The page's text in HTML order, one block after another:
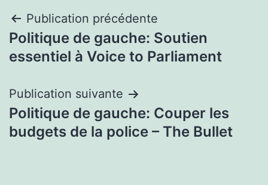
Navigation
de
Publication précédente
Politique de gauche: Soutien
essentiel à Voice to Parliament
Publication suivante
Politique de gauche: Couper les
budgets de la police – The Bullet